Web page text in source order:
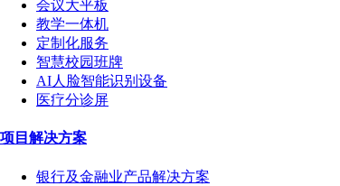
会议大平板
教学一体机
定制化服务
智慧校园班牌
AI人脸智能识别设备
医疗分诊屏
项目解决方案
银行及金融业产品解决方案